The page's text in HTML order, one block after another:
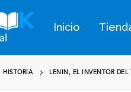
Inicio
HISTORIA LENIN, EL INVENTOR DEL